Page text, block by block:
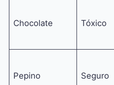
Chocolate Tóxico
Pepino Seguro